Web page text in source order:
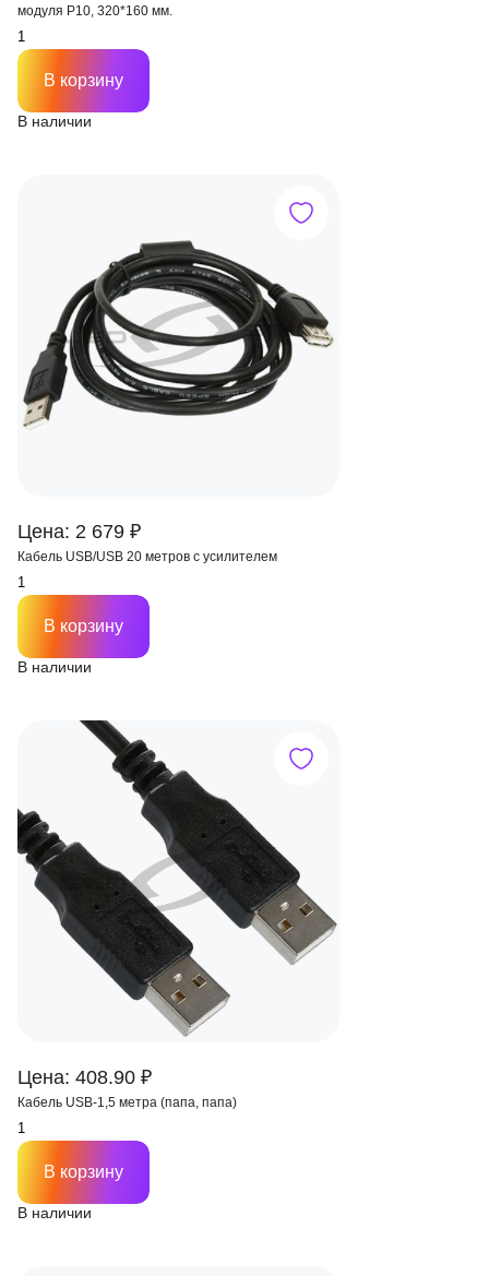
модуля P10, 320*160 мм.
В наличии
В корзину
Цена: 2 679 ₽
Кабель USB/USB 20 метров с усилителем
В наличии
В корзину
Цена: 408.90 ₽
Кабель USB-1,5 метра (папа, папа)
В наличии
В корзину